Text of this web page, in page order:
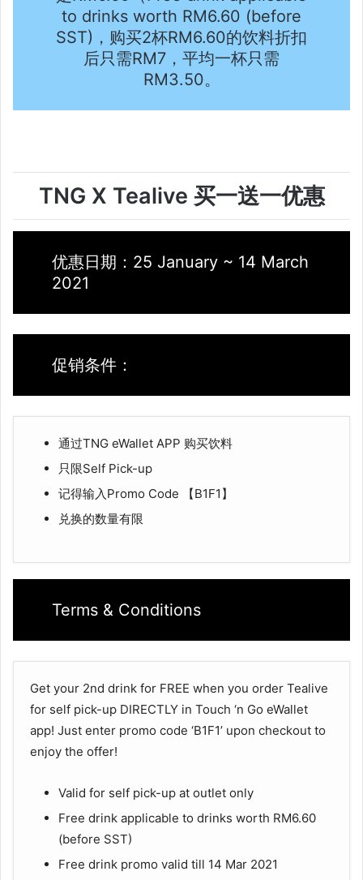
to drinks worth RM6.60 (before
SST)，购买2杯RM6.60的饮料折扣
后只需RM7，平均一杯只需
RM3.50。
TNG X Tealive 买一送一优惠
优惠日期：25 January ~ 14 March
2021
促销条件：
通过TNG eWallet APP 购买饮料
只限Self Pick-up
记得输入Promo Code 【B1F1】
兑换的数量有限
Terms & Conditions
Get your 2nd drink for FREE when you order Tealive
for self pick-up DIRECTLY in Touch ‘n Go eWallet
app! Just enter promo code ‘B1F1’ upon checkout to
enjoy the offer!
Valid for self pick-up at outlet only
Free drink applicable to drinks worth RM6.60
(before SST)
Free drink promo valid till 14 Mar 2021